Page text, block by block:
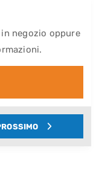
negozio oppure